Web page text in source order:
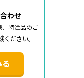
示されない
わせ
特注品のご
ださい。